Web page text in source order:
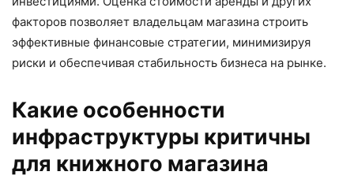
факторов позволяет владельцам магазина строить
эффективные финансовые стратегии, минимизируя
риски и обеспечивая стабильность бизнеса на рынке.
Какие особенности
инфраструктуры критичны
для книжного магазина